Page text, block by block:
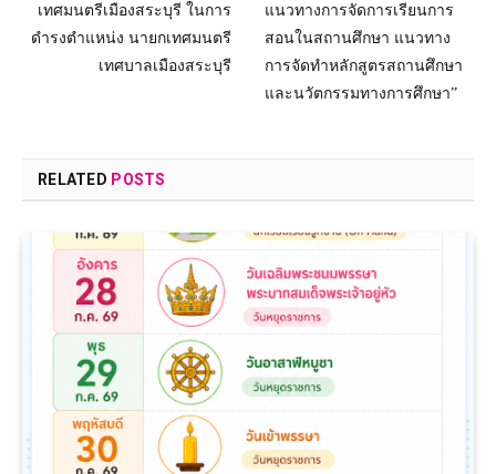
เทศมนตรีเมืองสระบุรี ในการ
ดำรงตำแหน่ง นายกเทศมนตรี
เทศบาลเมืองสระบุรี
แนวทางการจัดการเรียนการ
สอนในสถานศึกษา แนวทาง
การจัดทำหลักสูตรสถานศึกษา
และนวัตกรรมทางการศึกษา”
RELATED POSTS